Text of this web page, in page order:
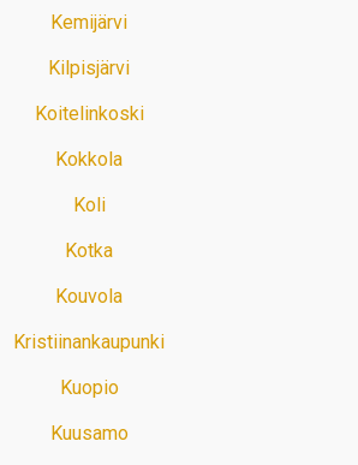
Kemijärvi
Kilpisjärvi
Koitelinkoski
Kokkola
Koli
Kotka
Kouvola
Kristiinankaupunki
Kuopio
Kuusamo